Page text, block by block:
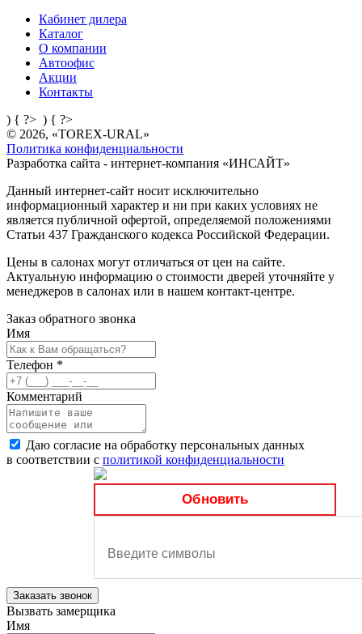
Кабинет дилера
Каталог
О компании
Автоофис
Акции
Контакты
) { ?> ) { ?>
© 2026, «TOREX-URAL»
Политика конфиденциальности
Разработка сайта - интернет-компания «ИНСАЙТ»
Данный интернет-сайт носит исключительно
информационный характер и ни при каких условиях не
является публичной офертой, определяемой положениями
Статьи 437 Гражданского кодекса Российской Федерации.
Цены в салонах могут отличаться от цен на сайте.
Актуальную информацию о стоимости дверей уточняйте у
менеджеров в салонах или в нашем контакт-центре.
Заказ обратного звонка
Имя
Телефон *
Комментарий
Даю согласие на обработку персональных данных
в соответствии с политикой конфиденциальности
Обновить
Заказать звонок
Вызвать замерщика
Имя